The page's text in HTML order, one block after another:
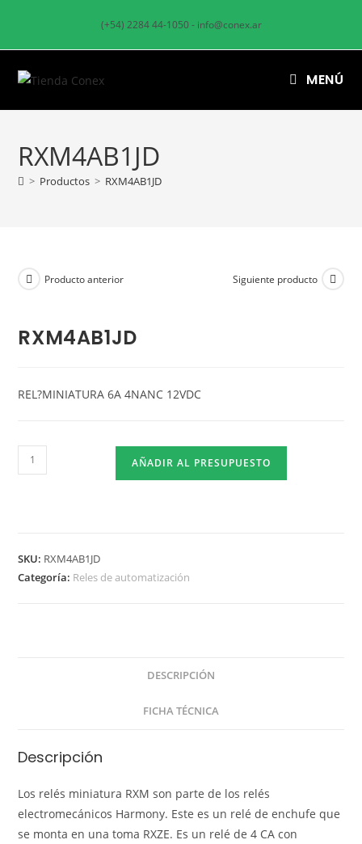
(+54) 2284 44-1050 - info@conex.ar
MENÚ
RXM4AB1JD
> Productos > RXM4AB1JD
Producto anterior Siguiente producto
RXM4AB1JD
REL?MINIATURA 6A 4NANC 12VDC
AÑADIR AL PRESUPUESTO
SKU: RXM4AB1JD
Categoría: Reles de automatización
DESCRIPCIÓN
FICHA TÉCNICA
Descripción
Los relés miniatura RXM son parte de los relés
electromecánicos Harmony. Este es un relé de enchufe que
se monta en una toma RXZE. Es un relé de 4 CA con